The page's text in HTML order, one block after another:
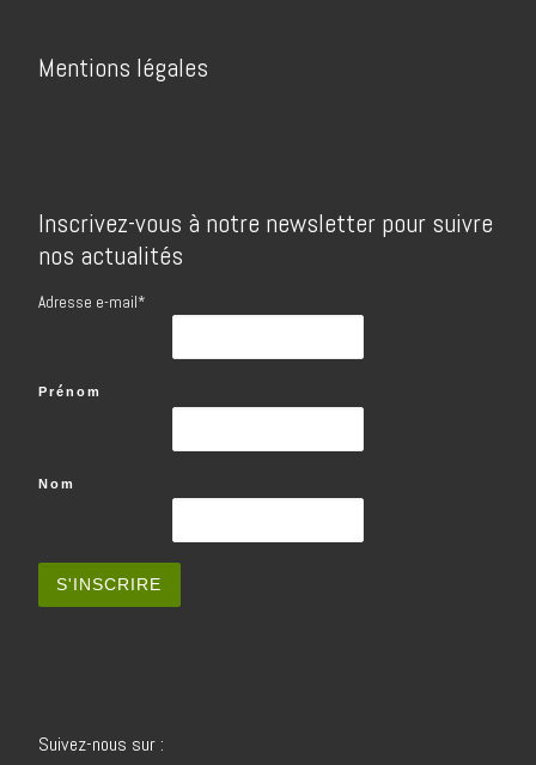
Mentions légales
Inscrivez-vous à notre newsletter pour suivre
nos actualités
Adresse e-mail*
Prénom
Nom
Suivez-nous sur :